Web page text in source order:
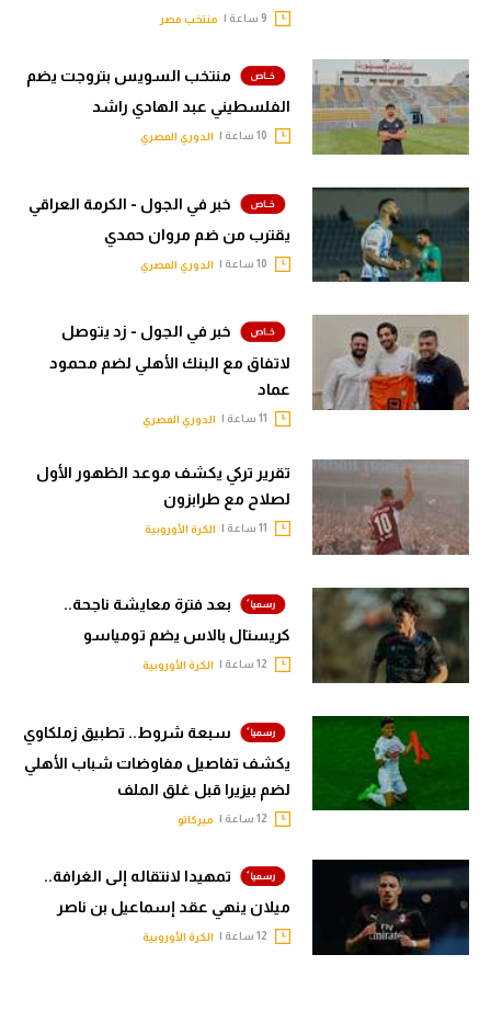
منتخب مصر
منتخب السويس بتروجت يضم
الفلسطيني عبد الهادي راشد
الدوري المصري
خبر في الجول - الكرمة العراقي
يقترب من ضم مروان حمدي
الدوري المصري
خبر في الجول - زد يتوصل
لاتفاق مع البنك الأهلي لضم محمود
عماد
الدوري المصري
تقرير تركي يكشف موعد الظهور الأول
لصلاح مع طرابزون
الكرة الأوروبية
بعد فترة معايشة ناجحة..
كريستال بالاس يضم تومياسو
الكرة الأوروبية
سبعة شروط.. تطبيق زملكاوي
يكشف تفاصيل مفاوضات شباب الأهلي
لضم بيزيرا قبل غلق الملف
ميركاتو
تمهيدا لانتقاله إلى الغرافة..
ميلان ينهي عقد إسماعيل بن ناصر
الكرة الأوروبية